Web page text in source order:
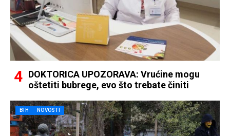
DOKTORICA UPOZORAVA: Vrućine mogu
oštetiti bubrege, evo što trebate činiti
BIH NOVOSTI